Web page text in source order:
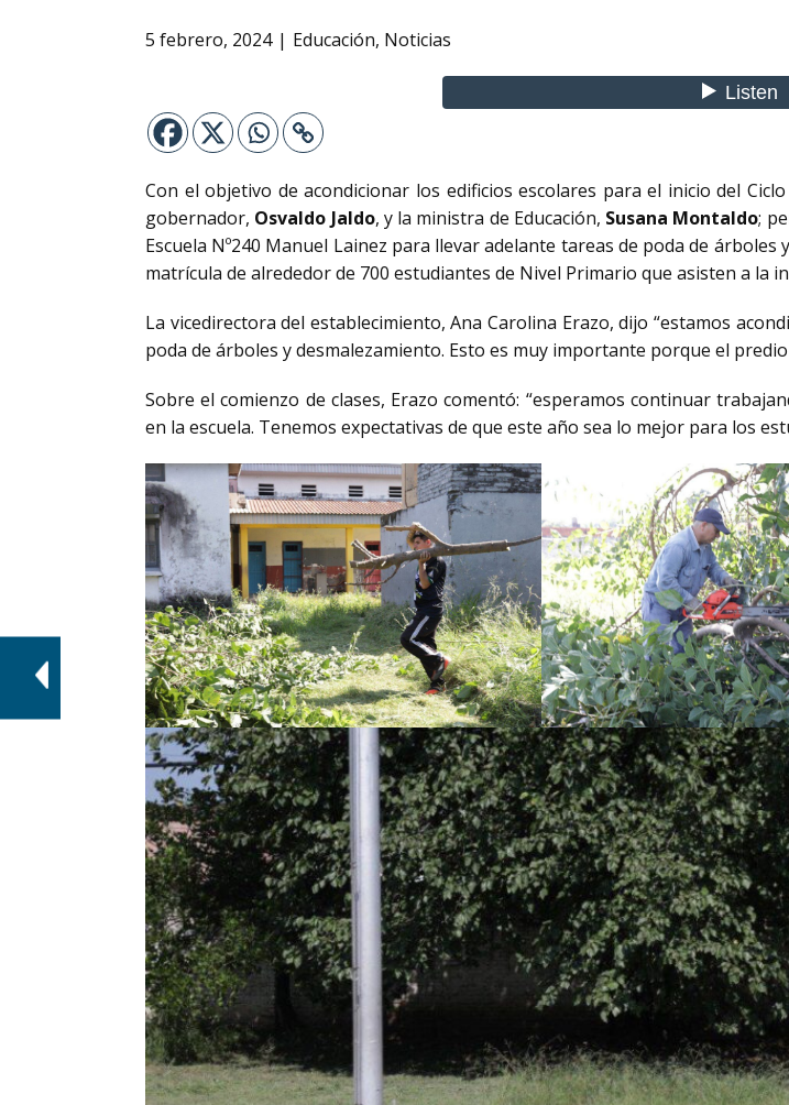
5 febrero, 2024 Educación, Noticias
Con el objetivo de acondicionar los edificios escolares para el inicio del
gobernador, Osvaldo Jaldo, y la ministra de Educación, Susana Montaldo;
Escuela Nº240 Manuel Lainez para llevar adelante tareas de poda de
matrícula de alrededor de 700 estudiantes de Nivel Primario que asisten a la
La vicedirectora del establecimiento, Ana Carolina Erazo, dijo “estamos
poda de árboles y desmalezamiento. Esto es muy importante porque el
Sobre el comienzo de clases, Erazo comentó: “esperamos continuar
en la escuela. Tenemos expectativas de que este año sea lo mejor para los